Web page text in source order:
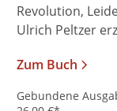
Revolution,
Ulrich Peltzer
Zum Buch
Gebundene